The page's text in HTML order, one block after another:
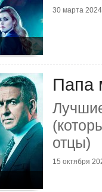
30 марта 2024
Папа
отцы)
15 октября